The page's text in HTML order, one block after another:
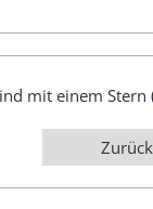
mit einem Stern